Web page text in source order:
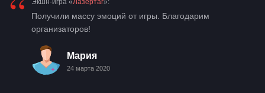
“ Экшн-игра «Лазертаг»:
Получили массу эмоций от игры. Благодарим
организаторов!
Мария
24 марта 2020